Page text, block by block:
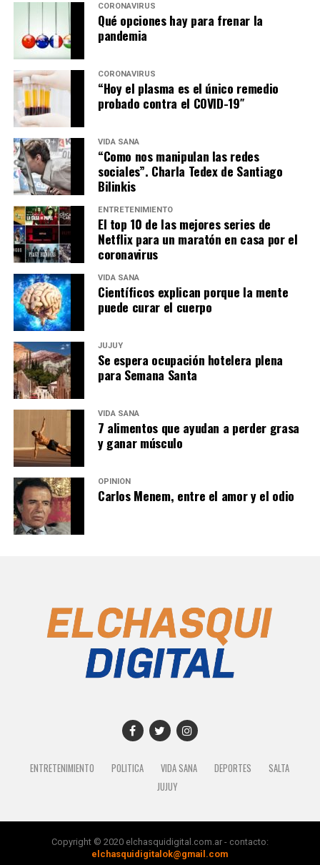
CORONAVIRUS
Qué opciones hay para frenar la
pandemia
CORONAVIRUS
“Hoy el plasma es el único remedio
probado contra el COVID-19″
VIDA SANA
“Como nos manipulan las redes
sociales”. Charla Tedex de Santiago
Bilinkis
ENTRETENIMIENTO
El top 10 de las mejores series de
Netflix para un maratón en casa por el
coronavirus
VIDA SANA
Científicos explican porque la mente
puede curar el cuerpo
JUJUY
Se espera ocupación hotelera plena
para Semana Santa
VIDA SANA
7 alimentos que ayudan a perder grasa
y ganar músculo
OPINIÓN
Carlos Menem, entre el amor y el odio
ENTRETENIMIENTO POLITICA VIDA SANA DEPORTES
SALTA
JUJUY
Copyright © 2020 elchasquidigital.com.ar - contacto:
elchasquidigitalok@gmail.com